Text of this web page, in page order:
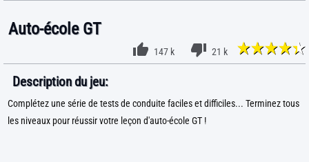
Auto-école GT
147 k 21 k
Description du jeu:
Complétez une série de tests de conduite faciles et difficiles... Terminez tous
les niveaux pour réussir votre leçon d'auto-école GT !